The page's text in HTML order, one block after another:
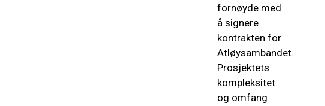
fornøyde med
å signere
kontrakten for
Atløysambandet.
Prosjektets
kompleksitet
og omfang